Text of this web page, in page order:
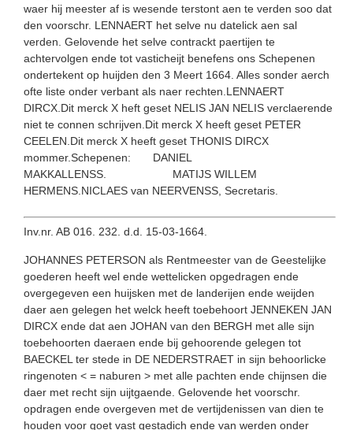
waer hij meester af is wesende terstont aen te verden soo dat
den voorschr. LENNAERT het selve nu datelick aen sal
verden. Gelovende het selve contrackt paertijen te
achtervolgen ende tot vasticheijt benefens ons Schepenen
ondertekent op huijden den 3 Meert 1664. Alles sonder aerch
ofte liste onder verbant als naer rechten.LENNAERT
DIRCX.Dit merck X heft geset NELIS JAN NELIS verclaerende
niet te connen schrijven.Dit merck X heeft geset PETER
CEELEN.Dit merck X heeft geset THONIS DIRCX
mommer.Schepenen: DANIEL
MAKKALLENSS. MATIJS WILLEM
HERMENS.NICLAES van NEERVENSS, Secretaris.
Inv.nr. AB 016. 232. d.d. 15-03-1664.
JOHANNES PETERSON als Rentmeester van de Geestelijke
goederen heeft wel ende wettelicken opgedragen ende
overgegeven een huijsken met de landerijen ende weijden
daer aen gelegen het welck heeft toebehoort JENNEKEN JAN
DIRCX ende dat aen JOHAN van den BERGH met alle sijn
toebehoorten daeraen ende bij gehoorende gelegen tot
BAECKEL ter stede in DE NEDERSTRAET in sijn behoorlicke
ringenoten < = naburen > met alle pachten ende chijnsen die
daer met recht sijn uijtgaende. Gelovende het voorschr.
opdragen ende overgeven met de vertijdenissen van dien te
houden voor goet vast gestadich ende van werden onder